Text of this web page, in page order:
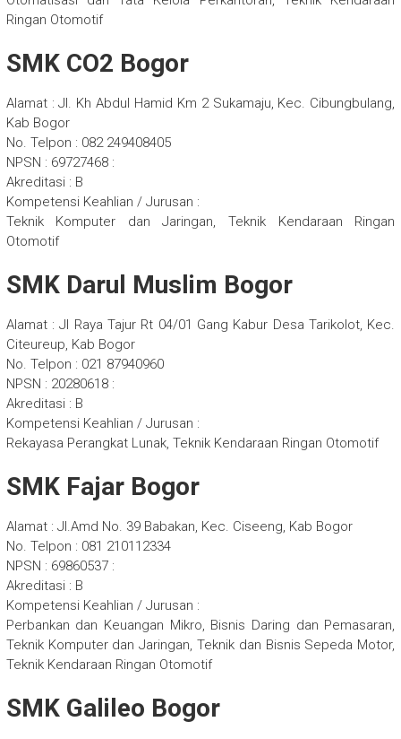
Ringan Otomotif
SMK CO2 Bogor
Alamat : Jl. Kh Abdul Hamid Km 2 Sukamaju, Kec. Cibungbulang,
Kab Bogor
No. Telpon : 082 249408405
NPSN : 69727468 :
Akreditasi : B
Kompetensi Keahlian / Jurusan :
Teknik Komputer dan Jaringan, Teknik Kendaraan Ringan
Otomotif
SMK Darul Muslim Bogor
Alamat : Jl Raya Tajur Rt 04/01 Gang Kabur Desa Tarikolot, Kec.
Citeureup, Kab Bogor
No. Telpon : 021 87940960
NPSN : 20280618 :
Akreditasi : B
Kompetensi Keahlian / Jurusan :
Rekayasa Perangkat Lunak, Teknik Kendaraan Ringan Otomotif
SMK Fajar Bogor
Alamat : Jl.Amd No. 39 Babakan, Kec. Ciseeng, Kab Bogor
No. Telpon : 081 210112334
NPSN : 69860537 :
Akreditasi : B
Kompetensi Keahlian / Jurusan :
Perbankan dan Keuangan Mikro, Bisnis Daring dan Pemasaran,
Teknik Komputer dan Jaringan, Teknik dan Bisnis Sepeda Motor,
Teknik Kendaraan Ringan Otomotif
SMK Galileo Bogor